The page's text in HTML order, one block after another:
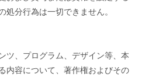
処分行為は一切できません。
ツ、プログラム、デザイン等、本
内容について、著作権およびその